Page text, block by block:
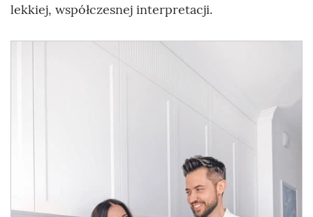
lekkiej, współczesnej interpretacji.